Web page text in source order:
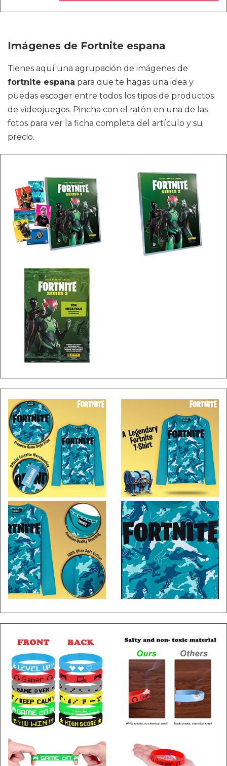
Imágenes de Fortnite espana
Tienes aquí una agrupación de imágenes de
fortnite espana para que te hagas una idea y
puedas escoger entre todos los tipos de productos
de videojuegos. Pincha con el ratón en una de las
fotos para ver la ficha completa del artículo y su
precio.